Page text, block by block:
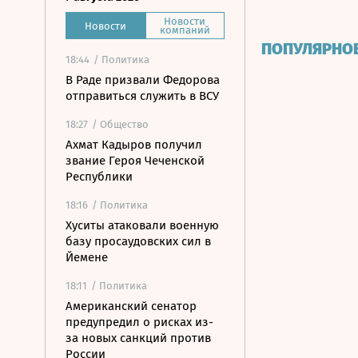
Новости Новости
компаний
18:44 / Политика
В Раде призвали Федорова
отправиться служить в ВСУ
18:27 / Общество
Ахмат Кадыров получил
звание Героя Чеченской
Республики
18:16 / Политика
Хуситы атаковали военную
базу просаудовских сил в
Йемене
18:11 / Политика
Американский сенатор
предупредил о рисках из-
за новых санкций против
России